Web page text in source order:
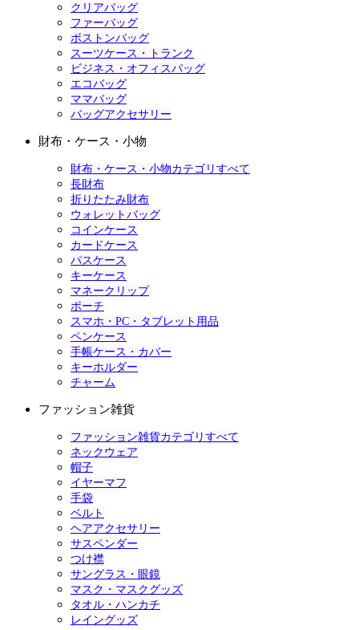
クリアバッグ
ファーバッグ
ボストンバッグ
スーツケース・トランク
ビジネス・オフィスバッグ
エコバッグ
ママバッグ
バッグアクセサリー
財布・ケース・小物
財布・ケース・小物カテゴリすべて
長財布
折りたたみ財布
ウォレットバッグ
コインケース
カードケース
パスケース
キーケース
マネークリップ
ポーチ
スマホ・PC・タブレット用品
ペンケース
手帳ケース・カバー
キーホルダー
チャーム
ファッション雑貨
ファッション雑貨カテゴリすべて
ネックウェア
帽子
イヤーマフ
手袋
ベルト
ヘアアクセサリー
サスペンダー
つけ襟
サングラス・眼鏡
マスク・マスクグッズ
タオル・ハンカチ
レイングッズ